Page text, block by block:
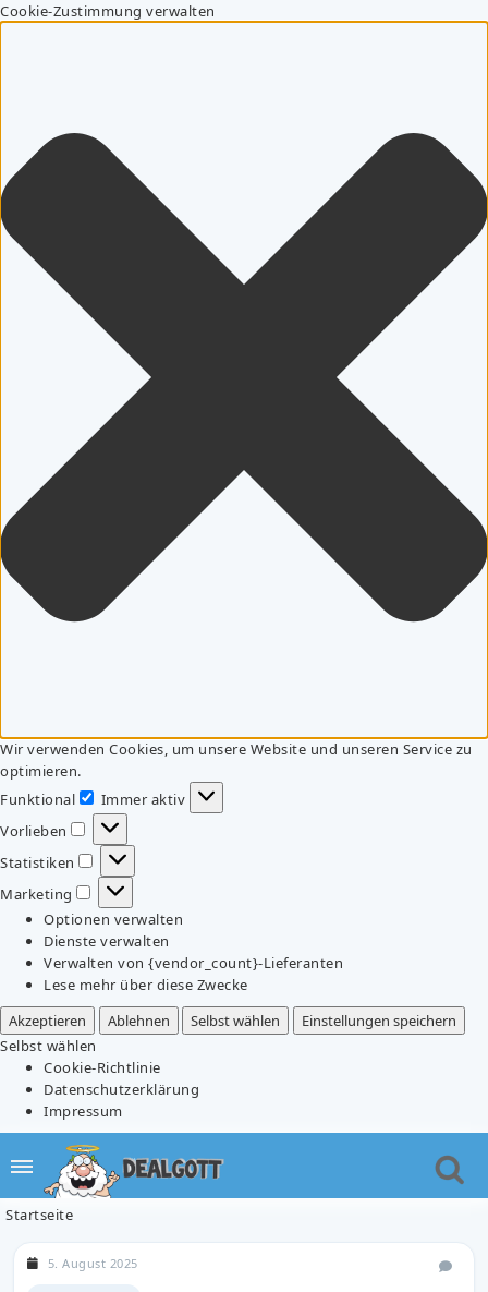
Cookie-Zustimmung verwalten
Wir verwenden Cookies, um unsere Website und unseren Service zu
optimieren.
Funktional
Funktional
Immer aktiv
Vorlieben
Vorlieben
Statistiken
Statistiken
Marketing
Marketing
Optionen verwalten
Dienste verwalten
Verwalten von {vendor_count}-Lieferanten
Lese mehr über diese Zwecke
Akzeptieren
Ablehnen Selbst wählen
Einstellungen speichern
Selbst wählen
Cookie-Richtlinie
Datenschutzerklärung
Impressum
Startseite
5. August 2025